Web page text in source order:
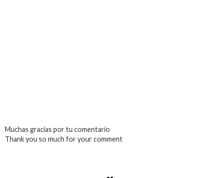
Muchas gracias por tu comentario
Thank you so much for your comment